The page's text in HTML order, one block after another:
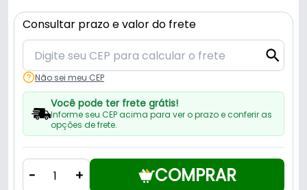
Consultar prazo e valor do frete
Não sei meu CEP
Você pode ter frete grátis!
Informe seu CEP acima para ver o prazo e conferir as
opções de frete.
- + COMPRAR